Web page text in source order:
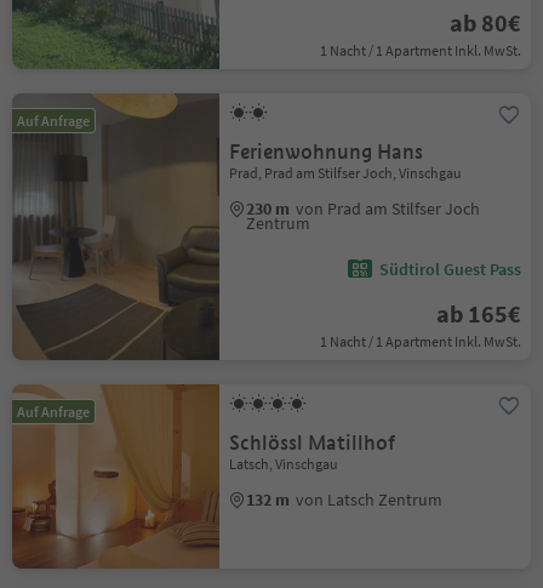
ab 80€
1 Nacht / 1 Apartment Inkl. MwSt.
Auf Anfrage
Ferienwohnung Hans
Prad, Prad am Stilfser Joch, Vinschgau
230 m von Prad am Stilfser Joch
Zentrum
Südtirol Guest Pass
ab 165€
1 Nacht / 1 Apartment Inkl. MwSt.
Auf Anfrage
Schlössl Matillhof
Latsch, Vinschgau
132 m von Latsch Zentrum